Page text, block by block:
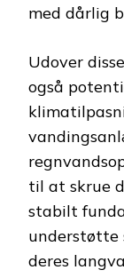
med dårlig
Udover
også
til at skrue
stabilt
understøtte
deres